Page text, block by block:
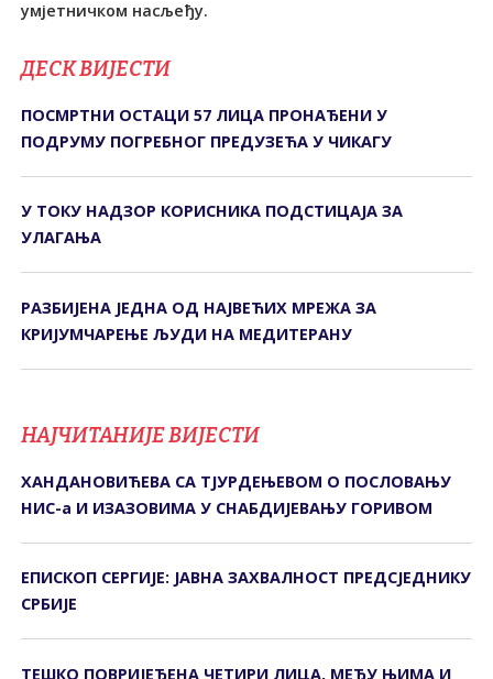
умјетничком насљеђу.
ДЕСК ВИЈЕСТИ
ПОСМРТНИ ОСТАЦИ 57 ЛИЦА ПРОНАЂЕНИ У
ПОДРУМУ ПОГРЕБНОГ ПРЕДУЗЕЋА У ЧИКАГУ
У ТОКУ НАДЗОР КОРИСНИКА ПОДСТИЦАЈА ЗА
УЛАГАЊА
РАЗБИЈЕНА ЈЕДНА ОД НАЈВЕЋИХ МРЕЖА ЗА
КРИЈУМЧАРЕЊЕ ЉУДИ НА МЕДИТЕРАНУ
НАЈЧИТАНИЈЕ ВИЈЕСТИ
ХАНДАНОВИЋЕВА СА ТЈУРДЕЊЕВОМ О ПОСЛОВАЊУ
НИС-а И ИЗАЗОВИМА У СНАБДИЈЕВАЊУ ГОРИВОМ
ЕПИСКОП СЕРГИЈЕ: ЈАВНА ЗАХВАЛНОСТ ПРЕДСЈЕДНИКУ
СРБИЈЕ
ТЕШКО ПОВРИЈЕЂЕНА ЧЕТИРИ ЛИЦА, МЕЂУ ЊИМА И